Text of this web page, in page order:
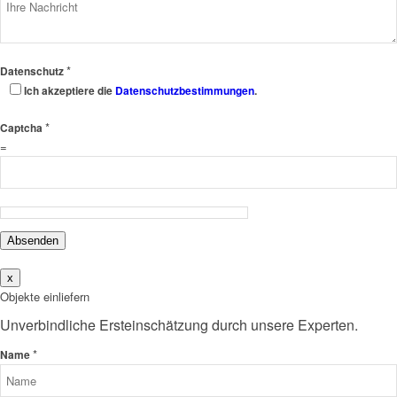
Datenschutz*
Ich akzeptiere die Datenschutzbestimmungen.
Captcha *
=
Absenden
x
Objekte einliefern
Unverbindliche Ersteinschätzung durch unsere Experten.
Name*